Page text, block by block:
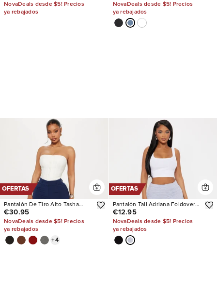
NovaDeals desde $5! Precios
ya rebajados
NovaDeals desde $5! Precios
ya rebajados
OFERTAS
Pantalón De Tiro Alto Tasha
Dressy
€30.95
NovaDeals desde $5! Precios
ya rebajados
+4
OFERTAS
Pantalón Tall Adriana Foldover
Flare
€12.95
NovaDeals desde $5! Precios
ya rebajados